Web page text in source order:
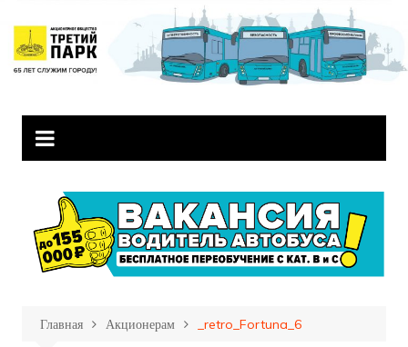
содержимому
Главная Акционерам _retro_Fortuna_6